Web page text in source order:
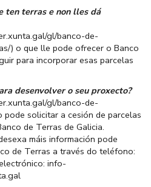
ten terras e non lles dá
gl/banco-de-
) o que lle pode ofrecer o Banco
para incorporar esas parcelas
desenvolver o seu proxecto?
gl/banco-de-
pode solicitar a cesión de parcelas
de Terras de Galicia.
máis información pode
de Terras a través do teléfono:
info-